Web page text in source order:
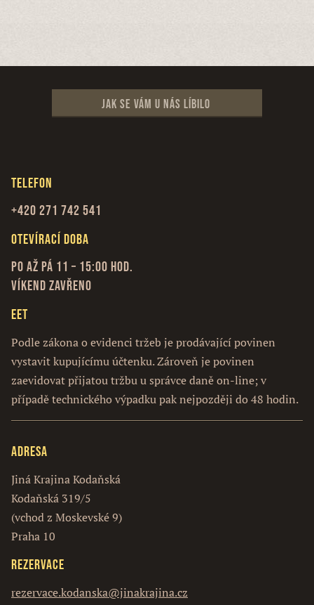
Jak se vám u nás líbilo
Telefon
+420 271 742 541
Otevírací doba
Po až Pá 11 – 15:00 hod.
Víkend zavřeno
EET
Podle zákona o evidenci tržeb je prodávající povinen
vystavit kupujícímu účtenku. Zároveň je povinen
zaevidovat přijatou tržbu u správce daně on-line; v
případě technického výpadku pak nejpozději do 48 hodin.
Adresa
Jiná Krajina Kodaňská
Kodaňská 319/5
(vchod z Moskevské 9)
Praha 10
Rezervace
rezervace.kodanska@jinakrajina.cz